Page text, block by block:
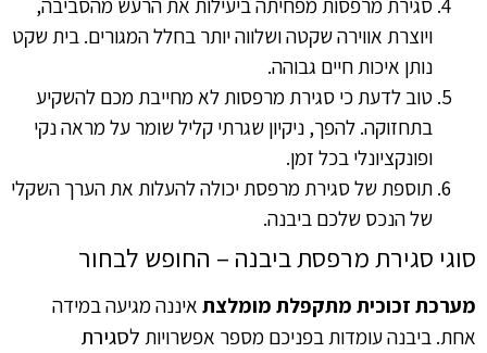
סגירת מרפסות מפחיתה ביעילות את הרעש מהסביבה,
ויוצרת אווירה שקטה ושלווה יותר בחלל המגורים. בית שקט
נותן איכות חיים גבוהה.
טוב לדעת כי סגירת מרפסות לא מחייבת מכם להשקיע
בתחזוקה. להפך, ניקיון שגרתי קליל שומר על מראה נקי
ופונקציונלי בכל זמן.
תוספת של סגירת מרפסת יכולה להעלות את הערך השקלי
של הנכס שלכם ביבנה.
סוגי סגירת מרפסת ביבנה – החופש לבחור
מערכת זכוכית מתקפלת מומלצת איננה מגיעה במידה
אחת. ביבנה עומדות בפניכם מספר אפשרויות לסגירת